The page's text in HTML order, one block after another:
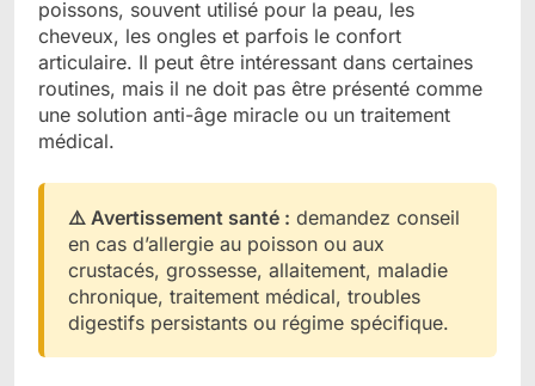
poissons, souvent utilisé pour la peau, les
cheveux, les ongles et parfois le confort
articulaire. Il peut être intéressant dans certaines
routines, mais il ne doit pas être présenté comme
une solution anti-âge miracle ou un traitement
médical.
⚠️ Avertissement santé : demandez conseil
en cas d’allergie au poisson ou aux
crustacés, grossesse, allaitement, maladie
chronique, traitement médical, troubles
digestifs persistants ou régime spécifique.